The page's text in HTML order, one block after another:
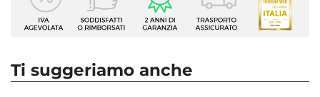
Serie
Flexy
Apertura
Ti suggeriamo anche